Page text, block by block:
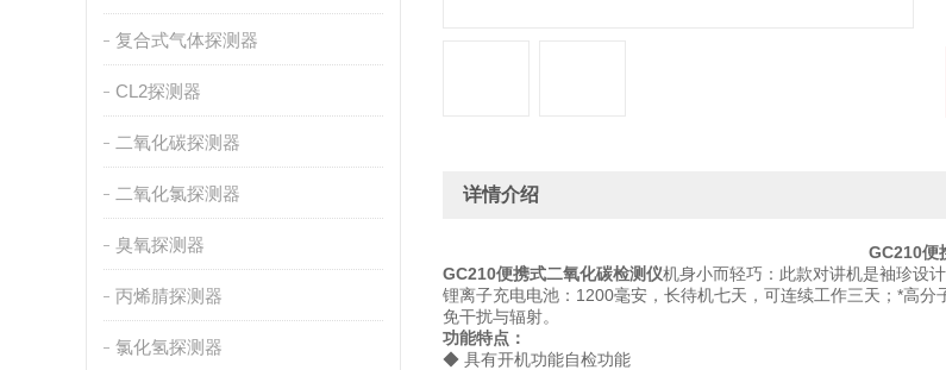
复合式气体探测器
CL2探测器
二氧化碳探测器
二氧化氯探测器
臭氧探测器
丙烯腈探测器
氯化氢探测器
详情介绍
GC210便
GC210便携式二氧化碳检测仪机身小而轻巧：此款对讲机是袖珍设
锂离子充电电池：1200毫安，长待机七天，可连续工作三天；*高
免干扰与辐射。
功能特点：
◆ 具有开机功能自检功能